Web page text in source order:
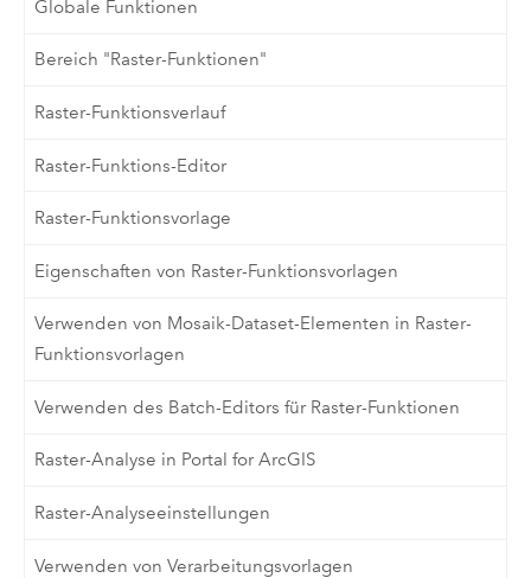
Globale Funktionen
Bereich "Raster-Funktionen"
Raster-Funktionsverlauf
Raster-Funktions-Editor
Raster-Funktionsvorlage
Eigenschaften von Raster-Funktionsvorlagen
Verwenden von Mosaik-Dataset-Elementen in Raster-
Funktionsvorlagen
Verwenden des Batch-Editors für Raster-Funktionen
Raster-Analyse in Portal for ArcGIS
Raster-Analyseeinstellungen
Verwenden von Verarbeitungsvorlagen